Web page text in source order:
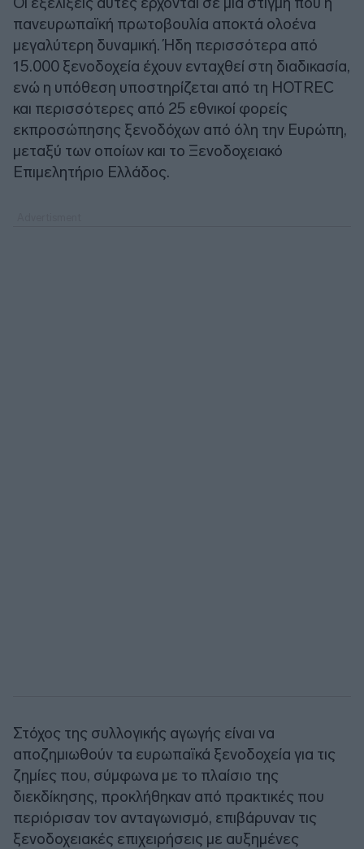
πανευρωπαϊκή πρωτοβουλία αποκτά ολοένα
μεγαλύτερη δυναμική. Ήδη περισσότερα από
15.000 ξενοδοχεία έχουν ενταχθεί στη διαδικασία,
ενώ η υπόθεση υποστηρίζεται από τη HOTREC
και περισσότερες από 25 εθνικοί φορείς
εκπροσώπησης ξενοδόχων από όλη την Ευρώπη,
μεταξύ των οποίων και το Ξενοδοχειακό
Επιμελητήριο Ελλάδος.
Στόχος της συλλογικής αγωγής είναι να
αποζημιωθούν τα ευρωπαϊκά ξενοδοχεία για τις
ζημίες που, σύμφωνα με το πλαίσιο της
διεκδίκησης, προκλήθηκαν από πρακτικές που
περιόρισαν τον ανταγωνισμό, επιβάρυναν τις
ξενοδοχειακές επιχειρήσεις με αυξημένες